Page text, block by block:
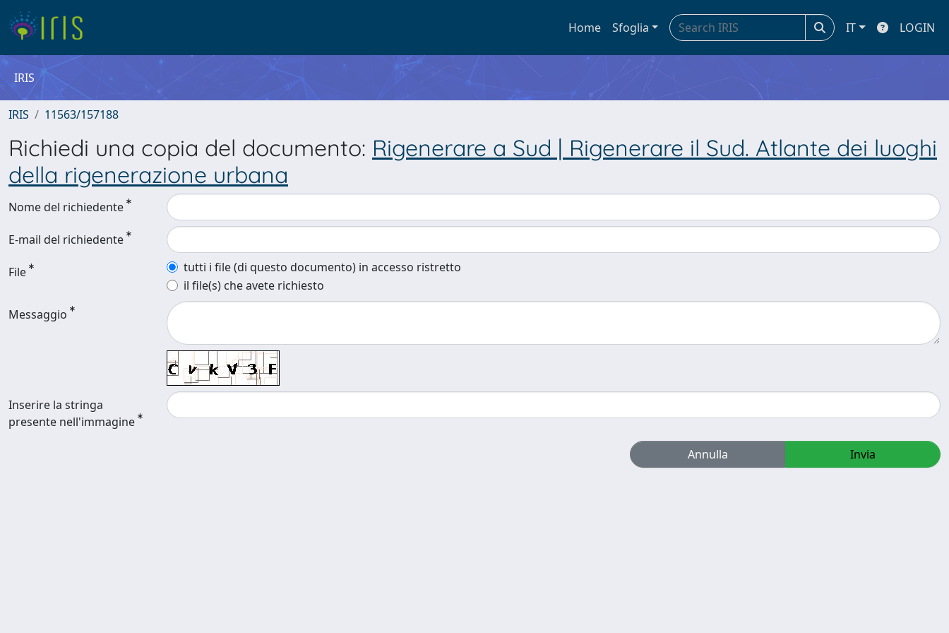
Home Sfoglia IT LOGIN
IRIS
IRIS 11563/157188
Richiedi una copia del documento: Rigenerare a Sud | Rigenerare il Sud. Atlante dei luoghi
della rigenerazione urbana
Nome del richiedente
E-mail del richiedente
File
tutti i file (di questo documento) in accesso ristretto
il file(s) che avete richiesto
Messaggio
Inserire la stringa
presente nell'immagine
Annulla Invia